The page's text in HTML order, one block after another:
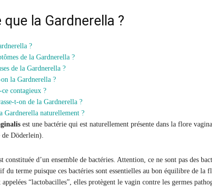
que la Gardnerella ?
?
de la Gardnerella ?
de la Gardnerella ?
la Gardnerella ?
contagieux ?
t-on de la Gardnerella ?
Gardnerella naturellement ?
est une bactérie qui est naturellement présente dans la flore
de Döderlein).
constituée d’un ensemble de bactéries. Attention, ce ne sont pas des
du terme puisque ces bactéries sont essentielles au bon équilibre de la
“lactobacilles”, elles protègent le vagin contre les germes